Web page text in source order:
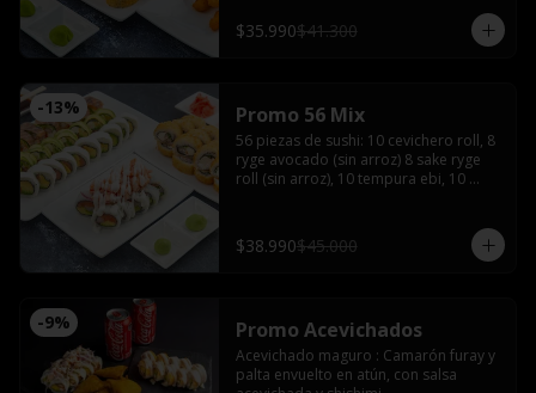
jengibre
$35.990$41.300
-13% Promo 56 Mix
56 piezas de sushi: 10 cevichero roll, 8
ryge avocado (sin arroz) 8 sake ryge
roll (sin arroz), 10 tempura ebi, 10
teriyaki, wasabi y jengibre
$38.990$45.000
-9% Promo Acevichados
Acevichado maguro : Camarón furay y
palta envuelto en atún, con salsa